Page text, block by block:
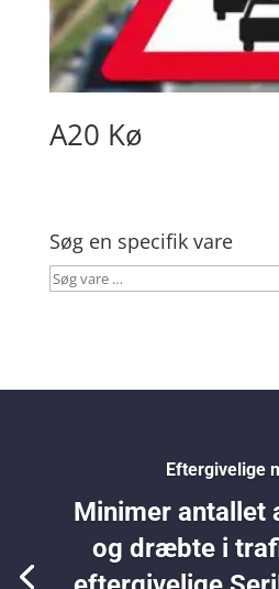
A20 Kø
Søg en specifik vare
Søg
Eftergivelige
Minimer antallet
og dræbte i